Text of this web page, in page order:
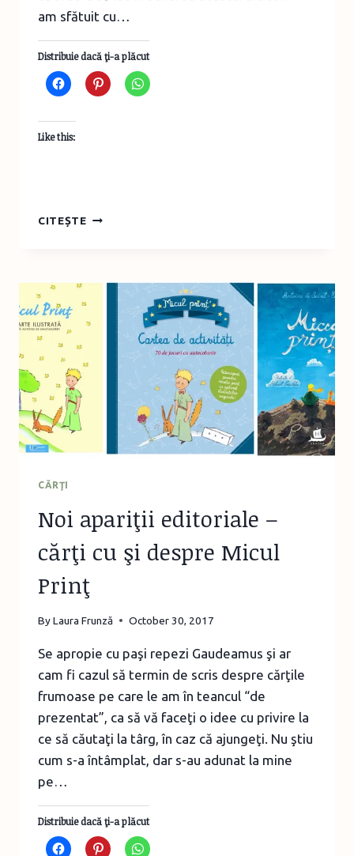
am sfătuit cu…
Distribuie dacă ţi-a plăcut
Like this:
CITEȘTEJEANETTE
DE
CRĂCIUN,
EDITURA
HUMANITAS
CĂRŢI
Noi apariţii editoriale –
cărţi cu şi despre Micul
Prinţ
ByLaura Frunză October 30, 2017
Se apropie cu paşi repezi Gaudeamus şi ar
cam fi cazul să termin de scris despre cărţile
frumoase pe care le am în teancul “de
prezentat”, ca să vă faceţi o idee cu privire la
ce să căutaţi la târg, în caz că ajungeţi. Nu ştiu
cum s-a întâmplat, dar s-au adunat la mine
pe…
Distribuie dacă ţi-a plăcut